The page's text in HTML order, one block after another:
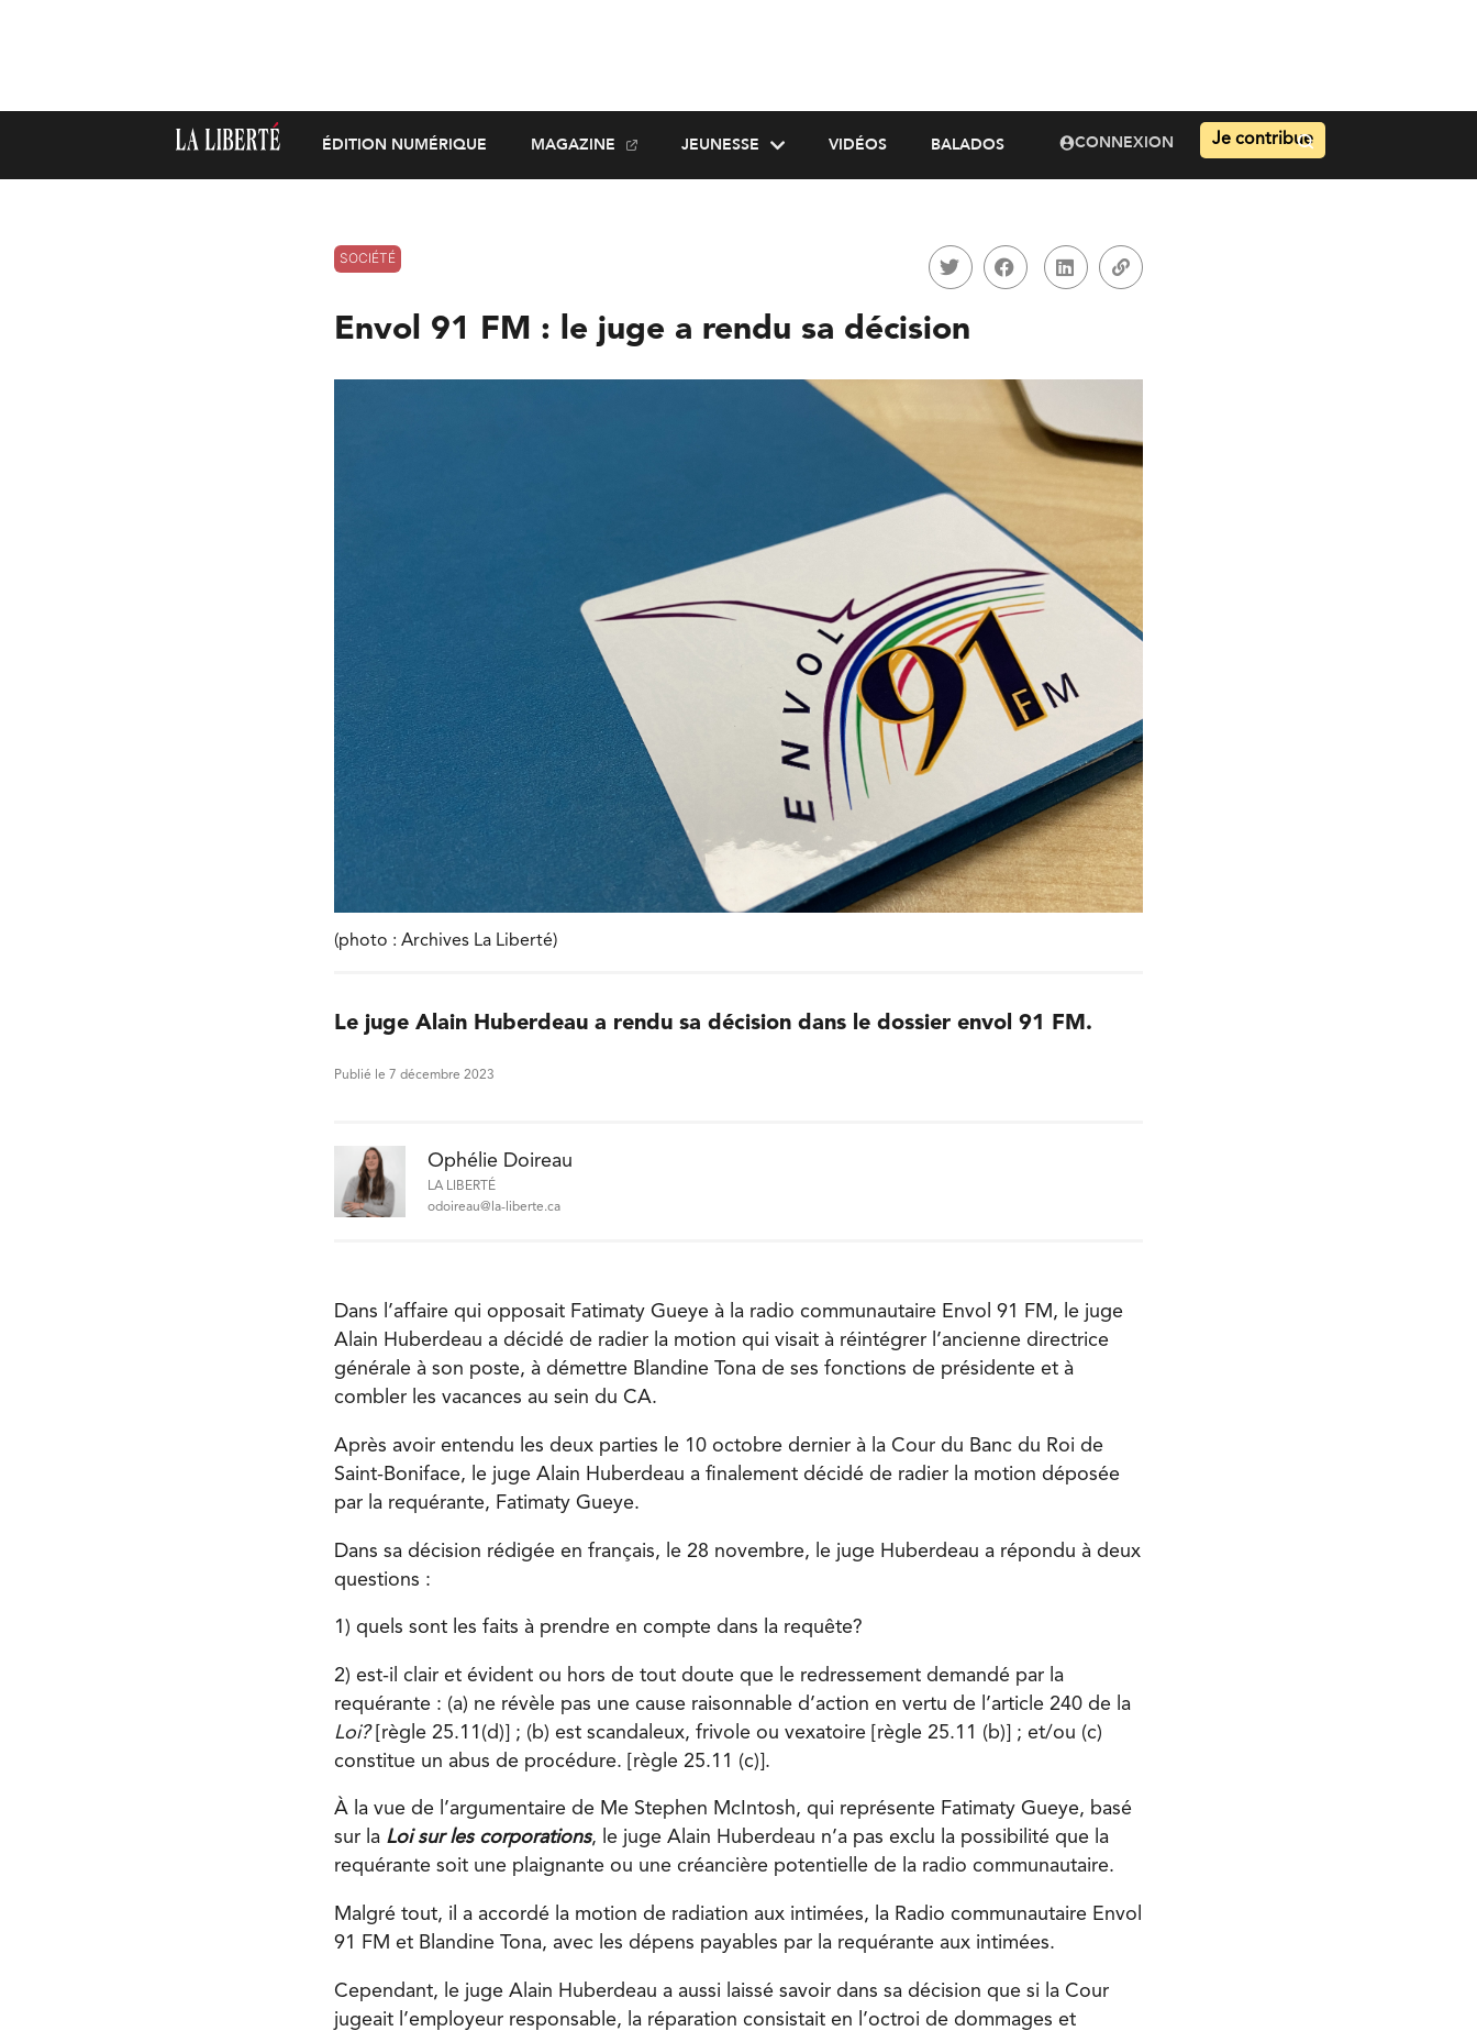
ÉDITION NUMÉRIQUE MAGAZINE JEUNESSE VIDÉOS BALADOS CONNEXION Je contribue
SOCIÉTÉ
Envol 91 FM : le juge a rendu sa décision
(photo : Archives La Liberté)
Le juge Alain Huberdeau a rendu sa décision dans le dossier envol 91 FM.
Publié le 7 décembre 2023
Ophélie Doireau
LA LIBERTÉ
odoireau@la-liberte.ca
Dans l’affaire qui opposait Fatimaty Gueye à la radio communautaire Envol 91 FM, le juge
Alain Huberdeau a décidé de radier la motion qui visait à réintégrer l’ancienne directrice
générale à son poste, à démettre Blandine Tona de ses fonctions de présidente et à
combler les vacances au sein du CA.
Après avoir entendu les deux parties le 10 octobre dernier à la Cour du Banc du Roi de
Saint-Boniface, le juge Alain Huberdeau a finalement décidé de radier la motion déposée
par la requérante, Fatimaty Gueye.
Dans sa décision rédigée en français, le 28 novembre, le juge Huberdeau a répondu à deux
questions :
1) quels sont les faits à prendre en compte dans la requête?
2) est-il clair et évident ou hors de tout doute que le redressement demandé par la
requérante : (a) ne révèle pas une cause raisonnable d’action en vertu de l’article 240 de la
Loi? [règle 25.11(d)] ; (b) est scandaleux, frivole ou vexatoire [règle 25.11 (b)] ; et/ou (c)
constitue un abus de procédure. [règle 25.11 (c)].
À la vue de l’argumentaire de Me Stephen McIntosh, qui représente Fatimaty Gueye, basé
sur la Loi sur les corporations, le juge Alain Huberdeau n’a pas exclu la possibilité que la
requérante soit une plaignante ou une créancière potentielle de la radio communautaire.
Malgré tout, il a accordé la motion de radiation aux intimées, la Radio communautaire Envol
91 FM et Blandine Tona, avec les dépens payables par la requérante aux intimées.
Cependant, le juge Alain Huberdeau a aussi laissé savoir dans sa décision que si la Cour
jugeait l’employeur responsable, la réparation consistait en l’octroi de dommages et